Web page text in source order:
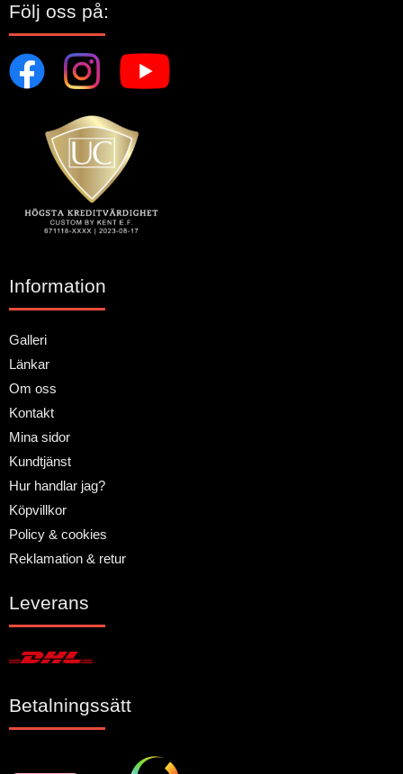
Följ oss på:
Information
Galleri
Länkar
Om oss
Kontakt
Mina sidor
Kundtjänst
Hur handlar jag?
Köpvillkor
Policy & cookies
Reklamation & retur
Leverans
Betalningssätt